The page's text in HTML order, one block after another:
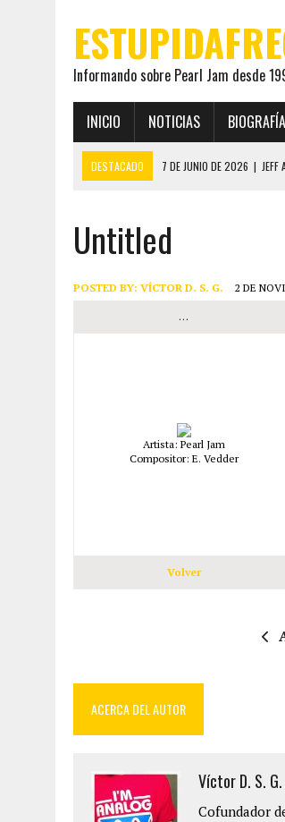
Informando sobre Pearl Jam desde
INICIO NOTICIAS
DESTACADO 7 DE JUNIO DE 2026 |
19 DE MAYO DE 2026
12 DE MAYO DE 2026
28 DE JULIO DE 2026 | JEFF AMENT
Untitled
POSTED BY: VÍCTOR D. S. G. 2 DE
…
Artista: Pearl Jam
Compositor: E. Vedder
Volver
ACERCA DEL AUTOR
Víctor D. S. G.
Cofundador